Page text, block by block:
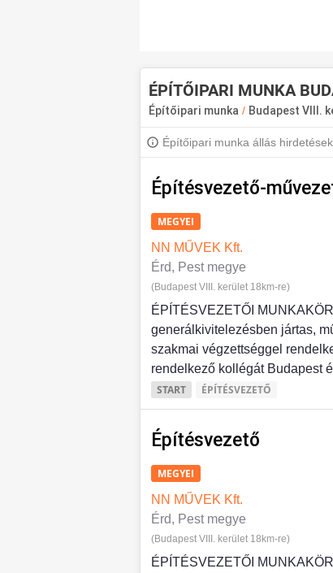
ÉPÍTŐIPARI MUNKA
Építőipari munka / Budapest VIII.
Építőipari munka állás
Építésvezető-
MEGYEI
NN MŰVEK Kft.
Érd, Pest megye
(Budapest VIII. kerület 18km-re)
ÉPÍTÉSVEZETŐI
generálkivitelezésben jártas,
szakmai végzettséggel
rendelkező kollégát Budapest
START
ÉPÍTÉSVEZETŐ
Építésvezető
MEGYEI
NN MŰVEK Kft.
Érd, Pest megye
(Budapest VIII. kerület 18km-re)
ÉPÍTÉSVEZETŐI